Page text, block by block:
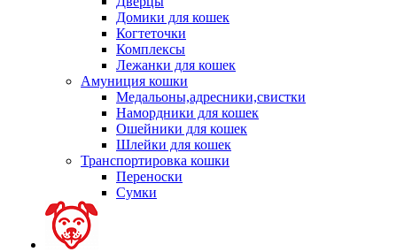
Домики для кошек
Когтеточки
Комплексы
Лежанки для кошек
Амуниция кошки
Медальоны,адресники,свистки
Намордники для кошек
Ошейники для кошек
Шлейки для кошек
Транспортировка кошки
Переноски
Сумки